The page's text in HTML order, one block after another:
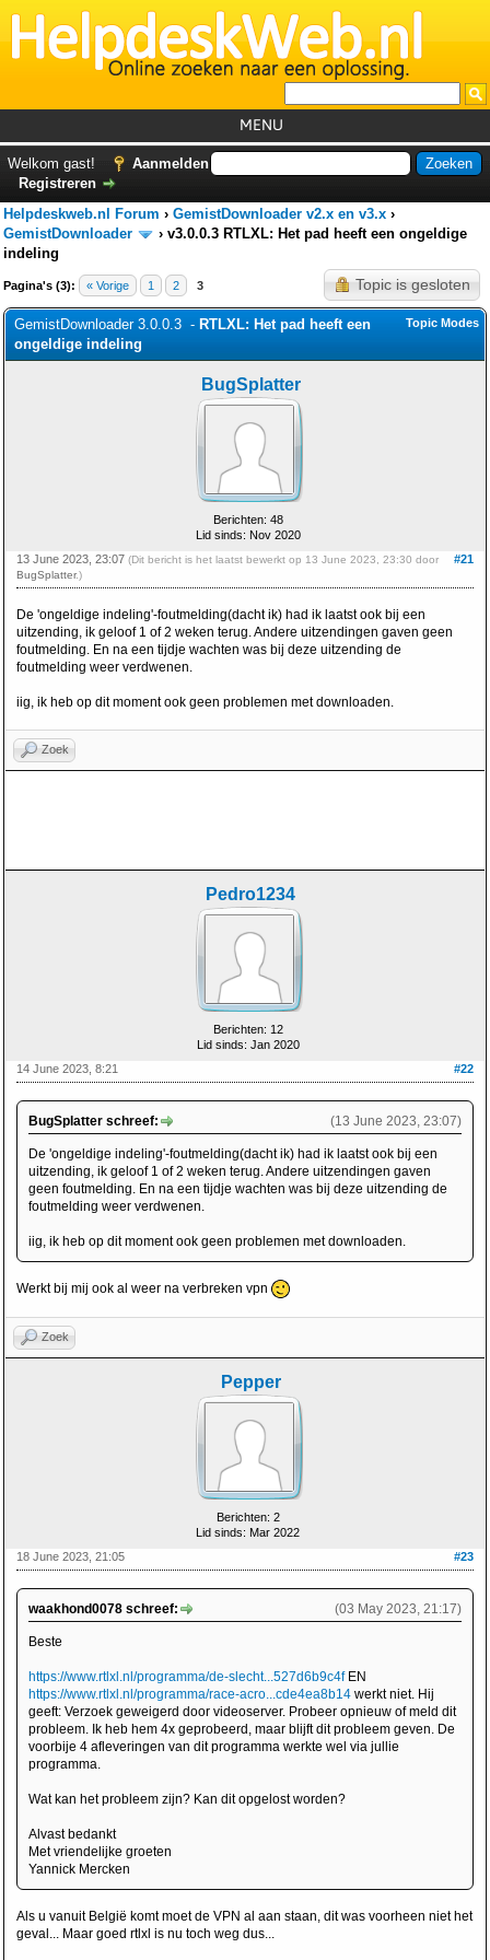
MENU
Foutcodes
GemistDownloader*
Welkom gast!
Aanmelden
Registreren
Helpdeskweb.nl Forum › GemistDownloader v2.x en v3.x ›
GemistDownloader
› v3.0.0.3 RTLXL: Het pad heeft een ongeldige
indeling
Pagina's (3): « Vorige 1 2 3 Topic is gesloten
Topic Modes
GemistDownloader 3.0.0.3 - RTLXL: Het pad heeft een
ongeldige indeling
BugSplatter
Berichten: 48
Lid sinds: Nov 2020
#21
13 June 2023, 23:07 (Dit bericht is het laatst bewerkt op 13 June 2023, 23:30 door
BugSplatter.)
De 'ongeldige indeling'-foutmelding(dacht ik) had ik laatst ook bij een
uitzending, ik geloof 1 of 2 weken terug. Andere uitzendingen gaven geen
foutmelding. En na een tijdje wachten was bij deze uitzending de
foutmelding weer verdwenen.
iig, ik heb op dit moment ook geen problemen met downloaden.
Zoek
Pedro1234
Berichten: 12
Lid sinds: Jan 2020
#22
14 June 2023, 8:21
(13 June 2023, 23:07)
BugSplatter schreef:
De 'ongeldige indeling'-foutmelding(dacht ik) had ik laatst ook bij een
uitzending, ik geloof 1 of 2 weken terug. Andere uitzendingen gaven
geen foutmelding. En na een tijdje wachten was bij deze uitzending de
foutmelding weer verdwenen.
iig, ik heb op dit moment ook geen problemen met downloaden.
Werkt bij mij ook al weer na verbreken vpn
Zoek
Pepper
Berichten: 2
Lid sinds: Mar 2022
#23
18 June 2023, 21:05
(03 May 2023, 21:17)
waakhond0078 schreef:
Beste
https://www.rtlxl.nl/programma/de-slecht...527d6b9c4fEN
https://www.rtlxl.nl/programma/race-acro...cde4ea8b14 werkt niet. Hij
geeft: Verzoek geweigerd door videoserver. Probeer opnieuw of meld dit
probleem. Ik heb hem 4x geprobeerd, maar blijft dit probleem geven. De
voorbije 4 afleveringen van dit programma werkte wel via jullie
programma.
Wat kan het probleem zijn? Kan dit opgelost worden?
Alvast bedankt
Met vriendelijke groeten
Yannick Mercken
Als u vanuit België komt moet de VPN al aan staan, dit was voorheen niet het
geval... Maar goed rtlxl is nu toch weg dus...